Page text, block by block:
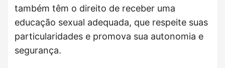
também têm o direito de receber uma
educação sexual adequada, que respeite suas
particularidades e promova sua autonomia e
segurança.